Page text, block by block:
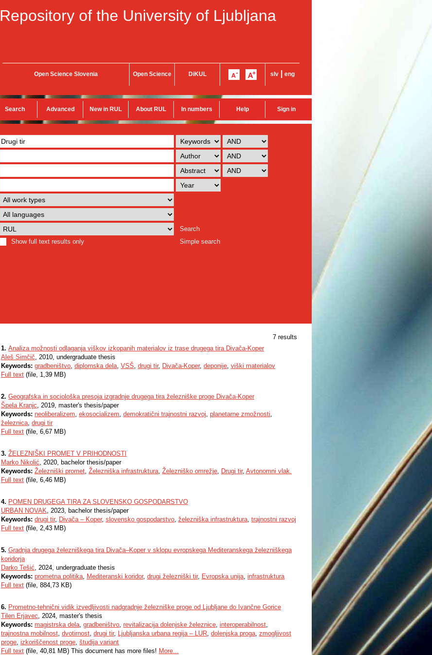
Repository of the University of Ljubljana
Open Science Slovenia Open Science DiKUL slv eng
Search Advanced New in RUL About RUL In numbers Help Sign in
Search
Show full text results only
Simple search
7 results
1. Analiza možnosti odlaganja viškov izkopanih materialov iz trase drugega tira Divača-Koper
Aleš Simčič, 2010, undergraduate thesis
Keywords: gradbeništvo, diplomska dela, VSŠ, drugi tir, Divača-Koper, deponije, viški materialov
Full text (file, 1,39 MB)
2. Geografska in sociološka presoja izgradnje drugega tira železniške proge Divača-Koper
Špela Kranjc, 2019, master's thesis/paper
Keywords: neoliberalizem, ekosocializem, demokratični trajnostni razvoj, planetarne zmožnosti,
železnica, drugi tir
Full text (file, 6,67 MB)
3. ŽELEZNIŠKI PROMET V PRIHODNOSTI
Marko Nikolić, 2020, bachelor thesis/paper
Keywords: Železniški promet, Železniška infrastruktura, Železniško omrežje, Drugi tir, Avtonomni vlak.
Full text (file, 6,46 MB)
4. POMEN DRUGEGA TIRA ZA SLOVENSKO GOSPODARSTVO
URBAN NOVAK, 2023, bachelor thesis/paper
Keywords: drugi tir, Divača – Koper, slovensko gospodarstvo, železniška infrastruktura, trajnostni razvoj
Full text (file, 2,43 MB)
5. Gradnja drugega železniškega tira Divača–Koper v sklopu evropskega Mediteranskega železniškega
koridorja
Darko Tešić, 2024, undergraduate thesis
Keywords: prometna politika, Mediteranski koridor, drugi železniški tir, Evropska unija, infrastruktura
Full text (file, 884,73 KB)
6. Prometno-tehnični vidik izvedljivosti nadgradnje železniške proge od Ljubljane do Ivančne Gorice
Tilen Erjavec, 2024, master's thesis
Keywords: magistrska dela, gradbeništvo, revitalizacija dolenjske železnice, interoperabilnost,
trajnostna mobilnost, dvotirnost, drugi tir, Ljubljanska urbana regija – LUR, dolenjska proga, zmogljivost
proge, izkoriščenost proge, študija variant
Full text (file, 40,81 MB) This document has more files! More...